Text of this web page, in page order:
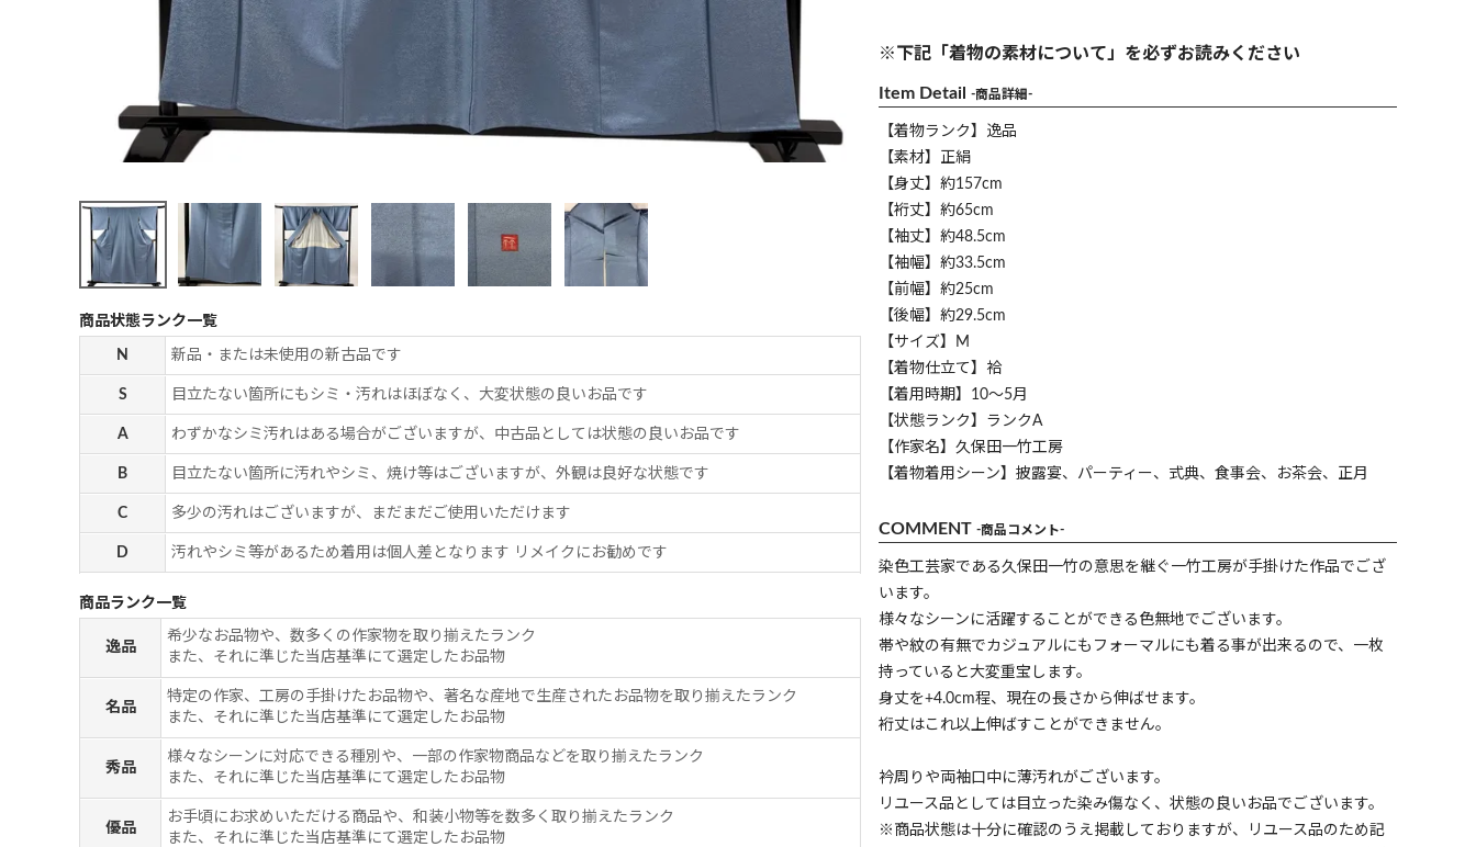
商品状態ランク一覧
N 新品・または未使用の新古品です
S 目立たない箇所にもシミ・汚れはほぼなく、大変状態の良いお品です
A わずかなシミ汚れはある場合がございますが、中古品としては状態の良いお品です
B 目立たない箇所に汚れやシミ、焼け等はございますが、外観は良好な状態です
C 多少の汚れはございますが、まだまだご使用いただけます
D 汚れやシミ等があるため着用は個人差となります リメイクにお勧めです
商品ランク一覧
逸品
希少なお品物や、数多くの作家物を取り揃えたランク
また、それに準じた当店基準にて選定したお品物
名品
特定の作家、工房の手掛けたお品物や、著名な産地で生産されたお品物を取り揃えたランク
また、それに準じた当店基準にて選定したお品物
秀品
様々なシーンに対応できる種別や、一部の作家物商品などを取り揃えたランク
また、それに準じた当店基準にて選定したお品物
優品
お手頃にお求めいただける商品や、和装小物等を数多く取り揃えたランク
また、それに準じた当店基準にて選定したお品物
※下記「着物の素材について」を必ずお読みください
Item Detail -商品詳細-
【着物ランク】逸品
【素材】正絹
【身丈】約157cm
【裄丈】約65cm
【袖丈】約48.5cm
【袖幅】約33.5cm
【前幅】約25cm
【後幅】約29.5cm
【サイズ】M
【着物仕立て】袷
【着用時期】10～5月
【状態ランク】ランクA
【作家名】久保田一竹工房
【着物着用シーン】披露宴、パーティー、式典、食事会、お茶会、正月
COMMENT -商品コメント-
染色工芸家である久保田一竹の意思を継ぐ一竹工房が手掛けた作品でござ
います。
様々なシーンに活躍することができる色無地でございます。
帯や紋の有無でカジュアルにもフォーマルにも着る事が出来るので、一枚
持っていると大変重宝します。
身丈を+4.0cm程、現在の長さから伸ばせます。
裄丈はこれ以上伸ばすことができません。
衿周りや両袖口中に薄汚れがございます。
リユース品としては目立った染み傷なく、状態の良いお品でございます。
※商品状態は十分に確認のうえ掲載しておりますが、リユース品のため記